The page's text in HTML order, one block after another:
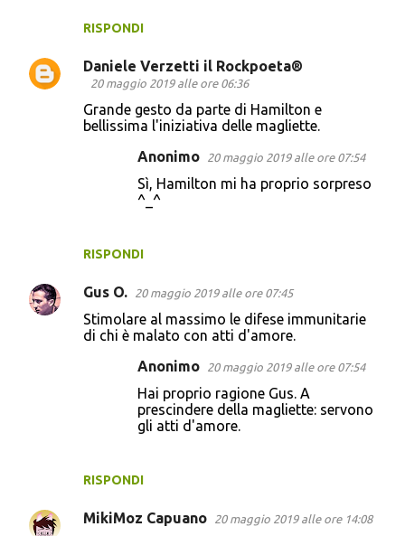
RISPONDI
Daniele Verzetti il Rockpoeta®
20 maggio 2019 alle ore 06:36
Grande gesto da parte di Hamilton e
bellissima l'iniziativa delle magliette.
RISPONDI
Anonimo 20 maggio 2019 alle ore 07:54
Sì, Hamilton mi ha proprio sorpreso
^_^
Gus O. 20 maggio 2019 alle ore 07:45
Stimolare al massimo le difese immunitarie
di chi è malato con atti d'amore.
RISPONDI
Anonimo 20 maggio 2019 alle ore 07:54
Hai proprio ragione Gus. A
prescindere della magliette: servono
gli atti d'amore.
MikiMoz Capuano 20 maggio 2019 alle ore 14:08